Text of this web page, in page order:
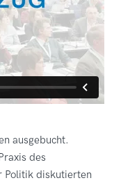
ausgebucht.
des
Politik diskutierten